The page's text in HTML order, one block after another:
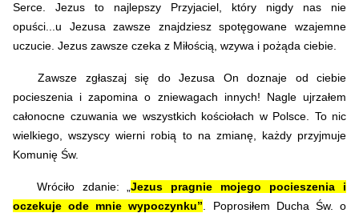
Serce. Jezus to najlepszy Przyjaciel, który nigdy nas nie
opuści...u Jezusa zawsze znajdziesz spotęgowane wzajemne
uczucie. Jezus zawsze czeka z Miłością, wzywa i pożąda ciebie.
Zawsze zgłaszaj się do Jezusa On doznaje od ciebie
pocieszenia i zapomina o zniewagach innych! Nagle ujrzałem
całonocne czuwania we wszystkich kościołach w Polsce. To nic
wielkiego, wszyscy wierni robią to na zmianę, każdy przyjmuje
Komunię Św.
Wróciło zdanie: „Jezus pragnie mojego pocieszenia i
oczekuje ode mnie wypoczynku” . Poprosiłem Ducha Św. o